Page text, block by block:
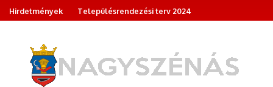
Hirdetmények
Településrendezési terv 2024